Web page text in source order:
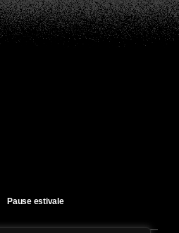
Pause estivale